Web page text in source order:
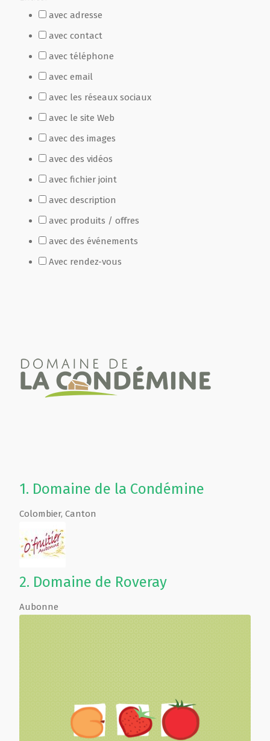
avec adresse
avec contact
avec téléphone
avec email
avec les réseaux sociaux
avec le site Web
avec des images
avec des vidéos
avec fichier joint
avec description
avec produits / offres
avec des événements
Avec rendez-vous
1. Domaine de la Condémine
Colombier, Canton
2. Domaine de Roveray
Aubonne
Fête Marché Paysan
Partenaires